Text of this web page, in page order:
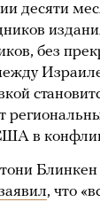
десяти
без
в
Блинкен
, что